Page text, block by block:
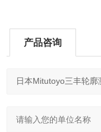
产品咨询